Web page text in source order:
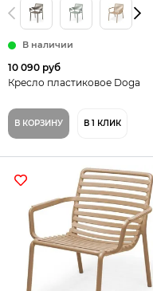
В наличии
10 090 руб
Кресло пластиковое Doga
В КОРЗИНУ В 1 КЛИК